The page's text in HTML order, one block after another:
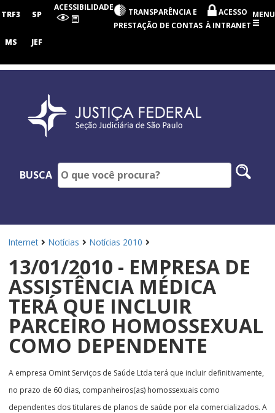
Judiciária
Paulo
TRF3 SP
MS JEF
ACESSIBILIDADE
TRANSPARÊNCIA E
PRESTAÇÃO DE CONTAS
ACESSO
À INTRANET
MENU
BUSCA
Internet Notícias Notícias 2010
13/01/2010 - EMPRESA DE
ASSISTÊNCIA MÉDICA
TERÁ QUE INCLUIR
PARCEIRO HOMOSSEXUAL
COMO DEPENDENTE
A empresa Omint Serviços de Saúde Ltda terá que incluir definitivamente,
no prazo de 60 dias, companheiros(as) homossexuais como
dependentes dos titulares de planos de saúde por ela comercializados. A